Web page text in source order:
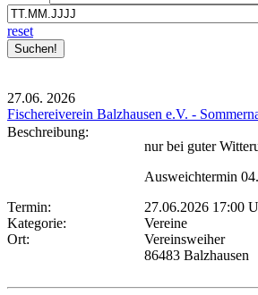
reset
27.06. 2026
Fischereiverein Balzhausen e.V. -
Beschreibung:
nur bei guter
Ausweichtermin
Termin:
27.06.2026 17:00
Kategorie:
Vereine
Ort:
Vereinsweiher
86483 Balzhausen